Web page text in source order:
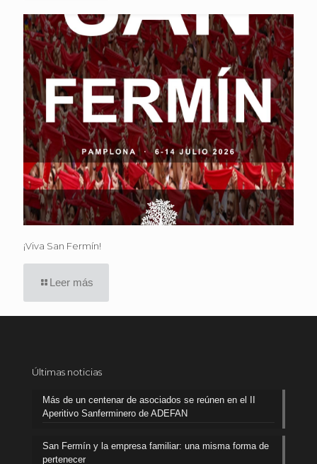
¡Viva San Fermín!
Leer más
Últimas noticias
Más de un centenar de asociados se reúnen en el II
Aperitivo Sanferminero de ADEFAN
San Fermín y la empresa familiar: una misma forma de
pertenecer